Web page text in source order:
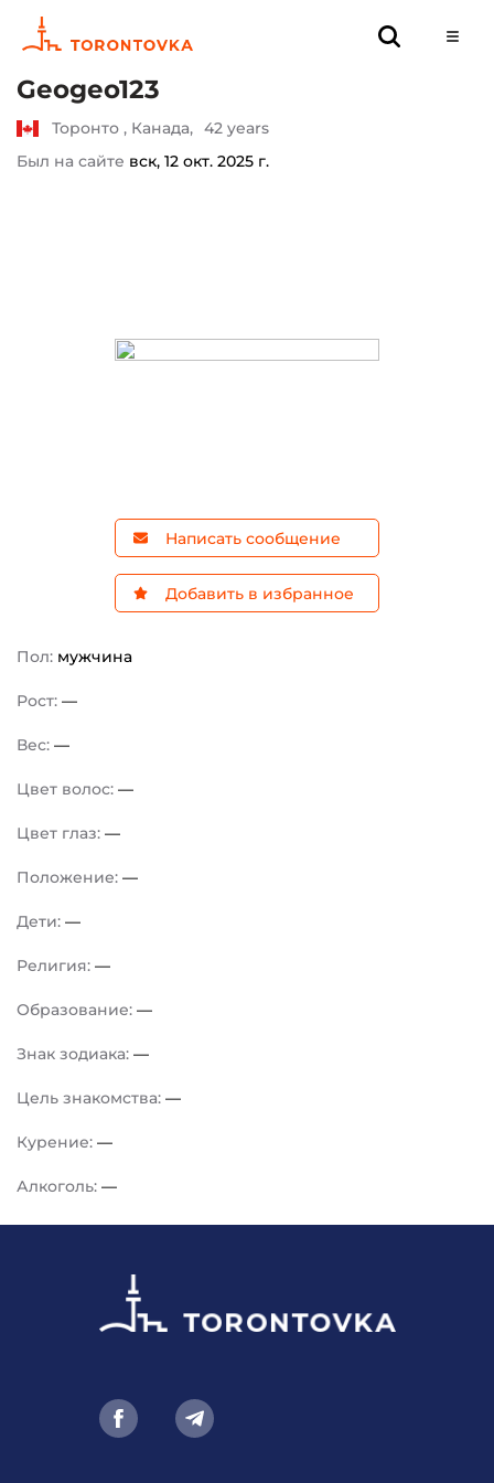
Geogeo123
Торонто , Канада, 42 years
Был на сайте вск, 12 окт. 2025 г.
Написать сообщение
Добавить в избранное
Пол: мужчина
Рост: —
Вес: —
Цвет волос: —
Цвет глаз: —
Положение: —
Дети: —
Религия: —
Образование: —
Знак зодиака: —
Цель знакомства: —
Курение: —
Алкоголь: —